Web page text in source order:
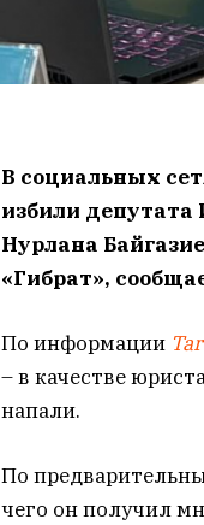
В социальных
избили депутата
Нурлана
«Гибрат»,
По информации
– в качестве
напали.
По
чего он получил